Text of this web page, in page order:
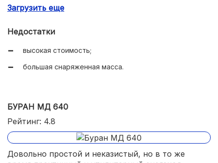
современный спортивный дизайн.
Загрузить еще
Недостатки
высокая стоимость;
большая снаряженная масса.
БУРАН МД 640
Рейтинг: 4.8
Довольно простой и неказистый, но в то же